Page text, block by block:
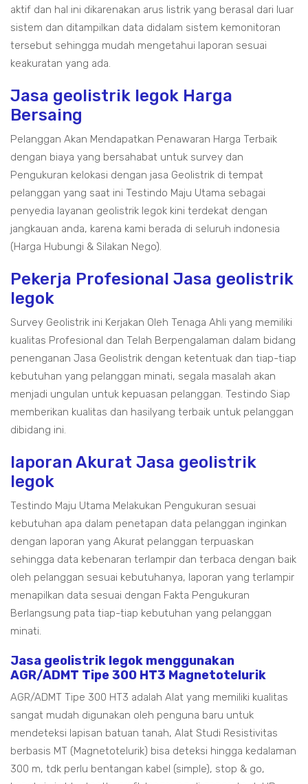
aktif dan hal ini dikarenakan arus listrik yang berasal dari luar
sistem dan ditampilkan data didalam sistem kemonitoran
tersebut sehingga mudah mengetahui laporan sesuai
keakuratan yang ada.
Jasa geolistrik legok Harga
Bersaing
Pelanggan Akan Mendapatkan Penawaran Harga Terbaik
dengan biaya yang bersahabat untuk survey dan
Pengukuran kelokasi dengan jasa Geolistrik di tempat
pelanggan yang saat ini Testindo Maju Utama sebagai
penyedia layanan geolistrik legok kini terdekat dengan
jangkauan anda, karena kami berada di seluruh indonesia
(Harga Hubungi & Silakan Nego).
Pekerja Profesional Jasa geolistrik
legok
Survey Geolistrik ini Kerjakan Oleh Tenaga Ahli yang memiliki
kualitas Profesional dan Telah Berpengalaman dalam bidang
penenganan Jasa Geolistrik dengan ketentuak dan tiap-tiap
kebutuhan yang pelanggan minati, segala masalah akan
menjadi ungulan untuk kepuasan pelanggan. Testindo Siap
memberikan kualitas dan hasilyang terbaik untuk pelanggan
dibidang ini.
laporan Akurat Jasa geolistrik
legok
Testindo Maju Utama Melakukan Pengukuran sesuai
kebutuhan apa dalam penetapan data pelanggan inginkan
dengan laporan yang Akurat pelanggan terpuaskan
sehingga data kebenaran terlampir dan terbaca dengan baik
oleh pelanggan sesuai kebutuhanya, laporan yang terlampir
menapilkan data sesuai dengan Fakta Pengukuran
Berlangsung pata tiap-tiap kebutuhan yang pelanggan
minati.
Jasa geolistrik legok menggunakan
AGR/ADMT Tipe 300 HT3 Magnetotelurik
AGR/ADMT Tipe 300 HT3 adalah Alat yang memiliki kualitas
sangat mudah digunakan oleh penguna baru untuk
mendeteksi lapisan batuan tanah, Alat Studi Resistivitas
berbasis MT (Magnetotelurik) bisa deteksi hingga kedalaman
300 m, tdk perlu bentangan kabel (simple), stop & go,